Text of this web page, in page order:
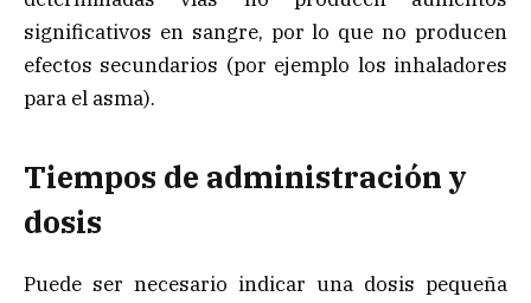
significativos en sangre, por lo que no producen
efectos secundarios (por ejemplo los inhaladores
para el asma).
Tiempos de administración y
dosis
Puede ser necesario indicar una dosis pequeña